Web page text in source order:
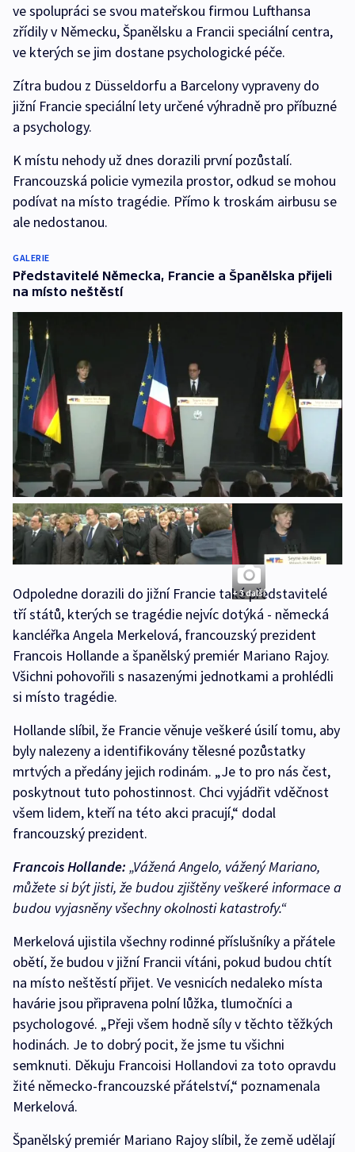
ve spolupráci se svou mateřskou firmou Lufthansa
zřídily v Německu, Španělsku a Francii speciální centra,
ve kterých se jim dostane psychologické péče.
Zítra budou z Düsseldorfu a Barcelony vypraveny do
jižní Francie speciální lety určené výhradně pro příbuzné
a psychology.
K místu nehody už dnes dorazili první pozůstalí.
Francouzská policie vymezila prostor, odkud se mohou
podívat na místo tragédie. Přímo k troskám airbusu se
ale nedostanou.
GALERIE
Představitelé Německa, Francie a Španělska přijeli
na místo neštěstí
+ 3 další
Odpoledne dorazili do jižní Francie také představitelé
tří států, kterých se tragédie nejvíc dotýká - německá
kancléřka Angela Merkelová, francouzský prezident
Francois Hollande a španělský premiér Mariano Rajoy.
Všichni pohovořili s nasazenými jednotkami a prohlédli
si místo tragédie.
Hollande slíbil, že Francie věnuje veškeré úsilí tomu, aby
byly nalezeny a identifikovány tělesné pozůstatky
mrtvých a předány jejich rodinám. „Je to pro nás čest,
poskytnout tuto pohostinnost. Chci vyjádřit vděčnost
všem lidem, kteří na této akci pracují,“ dodal
francouzský prezident.
Francois Hollande: „Vážená Angelo, vážený Mariano,
můžete si být jisti, že budou zjištěny veškeré informace a
budou vyjasněny všechny okolnosti katastrofy.“
Merkelová ujistila všechny rodinné příslušníky a přátele
obětí, že budou v jižní Francii vítáni, pokud budou chtít
na místo neštěstí přijet. Ve vesnicích nedaleko místa
havárie jsou připravena polní lůžka, tlumočníci a
psychologové. „Přeji všem hodně síly v těchto těžkých
hodinách. Je to dobrý pocit, že jsme tu všichni
semknuti. Děkuju Francoisi Hollandovi za toto opravdu
žité německo-francouzské přátelství,“ poznamenala
Merkelová.
Španělský premiér Mariano Rajoy slíbil, že země udělají